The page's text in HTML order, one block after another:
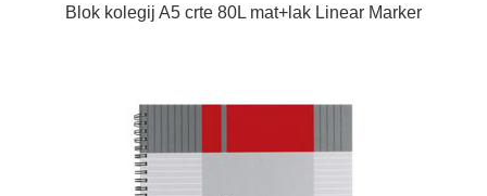
Blok kolegij A5 crte 80L mat+lak Linear Marker